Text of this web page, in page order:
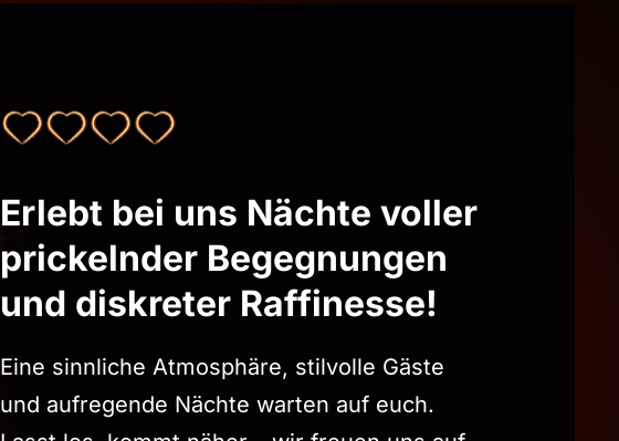
Erlebt bei uns Nächte voller
prickelnder Begegnungen
und diskreter Raffinesse!
Eine sinnliche Atmosphäre, stilvolle Gäste
und aufregende Nächte warten auf euch.